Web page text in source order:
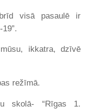
visā pasaulē ir
ikkatra, dzīvē
režīmā.
skolā- “Rīgas 1.